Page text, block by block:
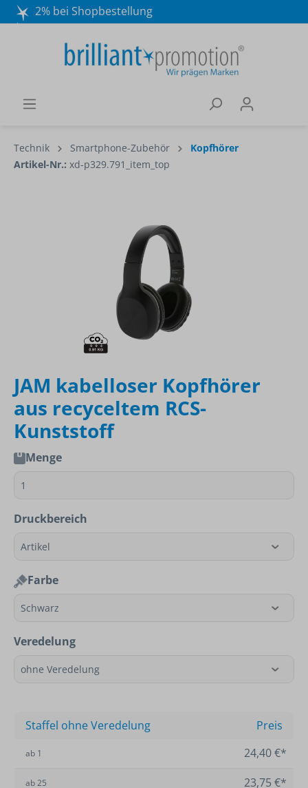
2% bei Shopbestellung
Wir beraten Sie gerne:
040 / 570 18 25 70
Technik Smartphone-Zubehör
Kopfhörer
Artikel-Nr.: xd-p329.791_item_top
JAM kabelloser Kopfhörer
aus recyceltem RCS-
Kunststoff
Menge
Druckbereich
Farbe
Veredelung
Staffel ohne Veredelung Preis
ab 1 24,40 €*
ab25 23,75 €*